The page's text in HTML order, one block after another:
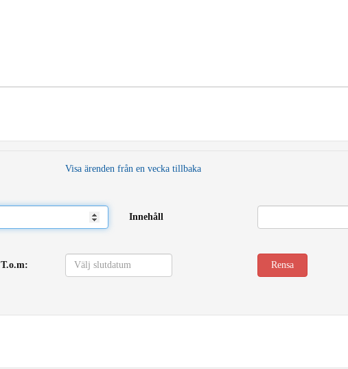
Visa ärenden från en vecka tillbaka
Innehåll
T.o.m: